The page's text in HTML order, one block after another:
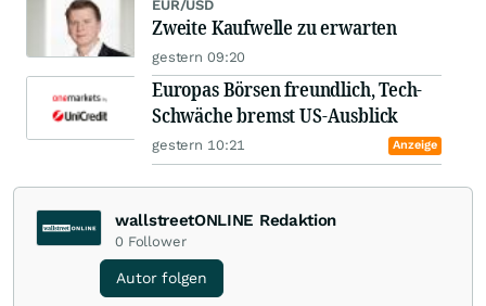
EUR/USD
Zweite Kaufwelle zu erwarten
gestern 09:20
Europas Börsen freundlich, Tech-
Schwäche bremst US-Ausblick
gestern 10:21 Anzeige
wallstreetONLINE Redaktion
0 Follower
Autor folgen